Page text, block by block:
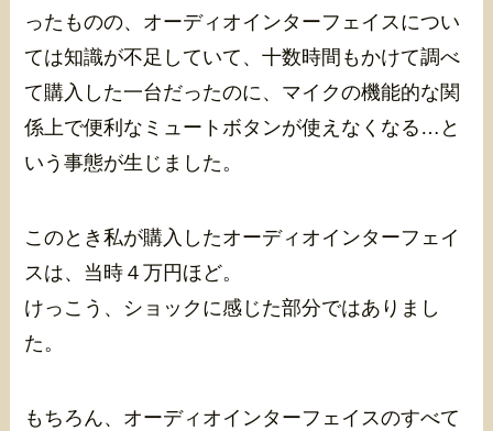
ったものの、オーディオインターフェイスについ
ては知識が不足していて、十数時間もかけて調べ
て購入した一台だったのに、マイクの機能的な関
係上で便利なミュートボタンが使えなくなる…と
いう事態が生じました。
このとき私が購入したオーディオインターフェイ
スは、当時４万円ほど。
けっこう、ショックに感じた部分ではありまし
た。
もちろん、オーディオインターフェイスのすべて